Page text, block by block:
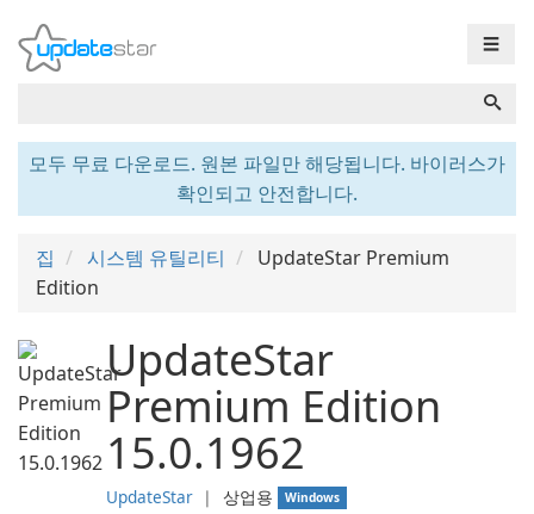
☰
모두 무료 다운로드. 원본 파일만 해당됩니다. 바이러스가
확인되고 안전합니다.
집 시스템 유틸리티
UpdateStar Premium
Edition
UpdateStar
Premium Edition
15.0.1962
UpdateStar ❘ 상업용 Windows